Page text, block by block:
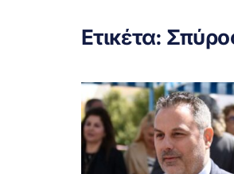
Ετικέτα: